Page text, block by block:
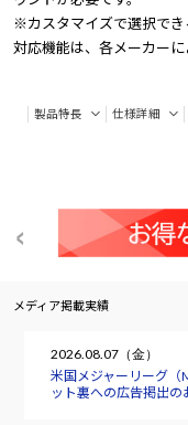
※カスタマイズで選択で
対応機能は、各メーカーに
製品特長 仕様詳細
メディア掲載実績
2026.08.07（金）
米国メジャーリーグ（
ット裏への広告掲出の